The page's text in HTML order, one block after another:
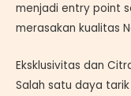
menjadi entry point
merasakan kualitas
Eksklusivitas dan
Salah satu daya